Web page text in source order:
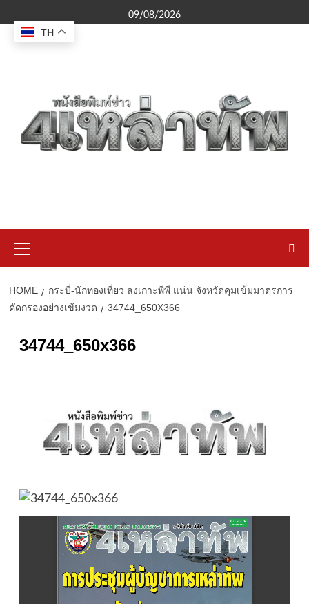
to
content
09/08/2026
Menu
HOME
กระบี่-นักท่องเที่ยว ลงเกาะพีพี แน่น จังหวัดคุมเข้มมาตรการ
คัดกรองอย่างเข้มงวด
34744_650X366
34744_650x366
TH